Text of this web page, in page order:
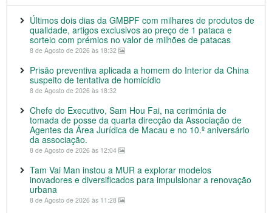
Últimos dois dias da GMBPF com milhares de produtos de
qualidade, artigos exclusivos ao preço de 1 pataca e
sorteio com prémios no valor de milhões de patacas
8 de Agosto de 2026 às 18:32
Prisão preventiva aplicada a homem do Interior da China
suspeito de tentativa de homicídio
8 de Agosto de 2026 às 18:32
Chefe do Executivo, Sam Hou Fai, na cerimónia de
tomada de posse da quarta direcção da Associação de
Agentes da Área Jurídica de Macau e no 10.º aniversário
da associação.
8 de Agosto de 2026 às 12:04
Tam Vai Man instou a MUR a explorar modelos
inovadores e diversificados para impulsionar a renovação
urbana
8 de Agosto de 2026 às 11:28